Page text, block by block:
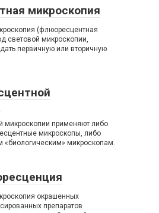
микроскопия
(флюоресцентная
световой микроскопии,
первичную или вторичную
микроскопии применяют либо
микроскопы, либо
«биологическим» микроскопам.
окрашенных
препаратов